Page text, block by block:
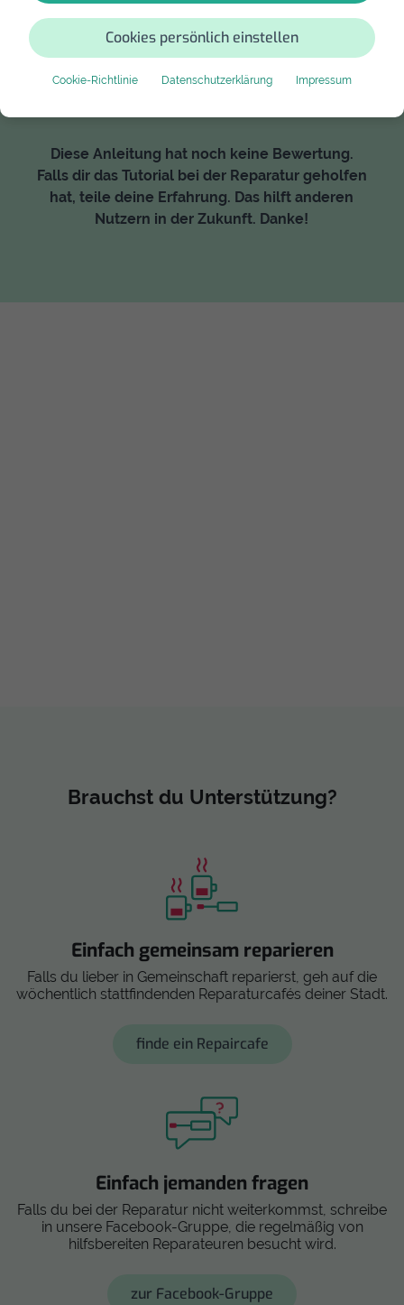
Cookies persönlich einstellen
Cookie-Richtlinie Datenschutzerklärung Impressum
Bewertung
Diese Anleitung hat noch keine Bewertung.
Falls dir das Tutorial bei der Reparatur geholfen
hat, teile deine Erfahrung. Das hilft anderen
Nutzern in der Zukunft. Danke!
Brauchst du Unterstützung?
Einfach gemeinsam reparieren
Falls du lieber in Gemeinschaft reparierst, geh auf die
wöchentlich stattfindenden Reparaturcafés deiner Stadt.
finde ein Repaircafe
Einfach jemanden fragen
Falls du bei der Reparatur nicht weiterkommst, schreibe
in unsere Facebook-Gruppe, die regelmäßig von
hilfsbereiten Reparateuren besucht wird.
zur Facebook-Gruppe